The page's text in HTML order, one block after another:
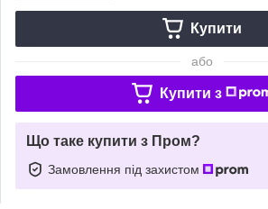
Купити
або
Купити з
Що таке купити з Пром?
Замовлення під захистом